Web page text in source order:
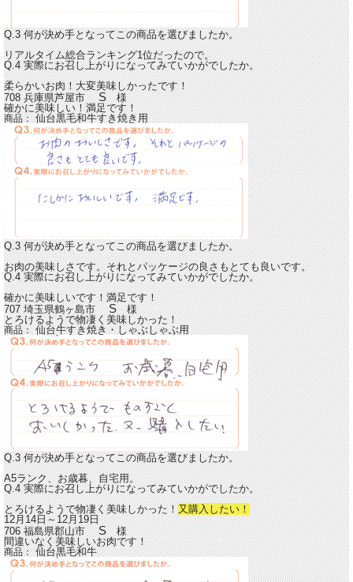
Q.3 何が決め手となってこの商品を選びましたか。
リアルタイム総合ランキング1位だったので。
Q.4 実際にお召し上がりになってみていかがでしたか。
柔らかいお肉！大変美味しかったです！
708 兵庫県芦屋市S様
確かに美味しい！満足です！
商品：仙台黒毛和牛すき焼き用
Q.3 何が決め手となってこの商品を選びましたか。
お肉の美味しさです。それとパッケージの良さもとても良いです。
Q.4 実際にお召し上がりになってみていかがでしたか。
確かに美味しいです！満足です！
707 埼玉県鶴ヶ島市S様
とろけるようで物凄く美味しかった！
商品：仙台牛すき焼き・しゃぶしゃぶ用
Q.3 何が決め手となってこの商品を選びましたか。
A5ランク、お歳暮、自宅用。
Q.4 実際にお召し上がりになってみていかがでしたか。
とろけるようで物凄く美味しかった！又購入したい！
12月14日～12月19日
706 福島県郡山市S様
間違いなく美味しいお肉です！
商品：仙台黒毛和牛